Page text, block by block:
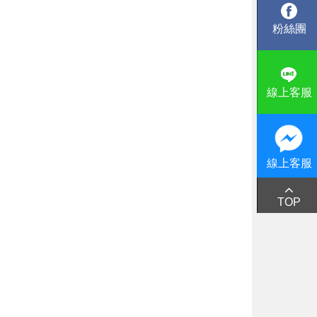
粉絲團
線上客服
線上客服
TOP